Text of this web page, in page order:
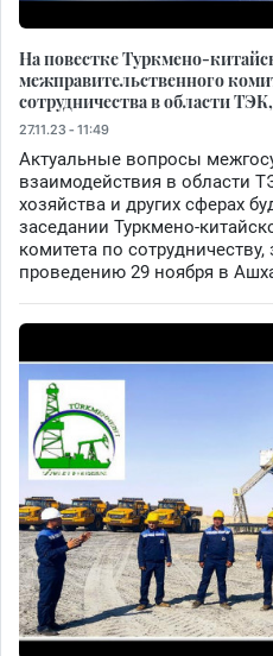
На повестке Туркмено-
межправительственного
сотрудничества в области
27.11.23 - 11:49
Актуальные вопросы
взаимодействия в области
хозяйства и других сферах
заседании Туркмено-
комитета по
проведению 29 ноября в